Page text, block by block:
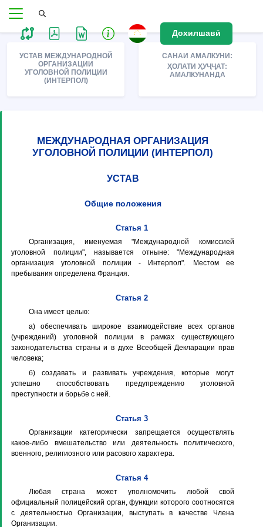
Дохилшавӣ
УСТАВ МЕЖДУНАРОДНОЙ
ОРГАНИЗАЦИИ
УГОЛОВНОЙ ПОЛИЦИИ
(ИНТЕРПОЛ)
САНАИ АМАЛКУНИ:
ҲОЛАТИ ҲУҶҶАТ:
АМАЛКУНАНДА
МЕЖДУНАРОДНАЯ ОРГАНИЗАЦИЯ
УГОЛОВНОЙ ПОЛИЦИИ (ИНТЕРПОЛ)
УСТАВ
Общие положения
Статья 1
Организация, именуемая "Международной комиссией
уголовной полиции", называется отныне: "Международная
организация уголовной полиции - Интерпол". Местом ее
пребывания определена Франция.
Статья 2
Она имеет целью:
а) обеспечивать широкое взаимодействие всех органов
(учреждений) уголовной полиции в рамках существующего
законодательства страны и в духе Всеобщей Декларации прав
человека;
б) создавать и развивать учреждения, которые могут
успешно способствовать предупреждению уголовной
преступности и борьбе с ней.
Статья 3
Организации категорически запрещается осуществлять
какое-либо вмешательство или деятельность политического,
военного, религиозного или расового характера.
Статья 4
Любая страна может уполномочить любой свой
официальный полицейский орган, функции которого соотносятся
с деятельностью Организации, выступать в качестве Члена
Организации.